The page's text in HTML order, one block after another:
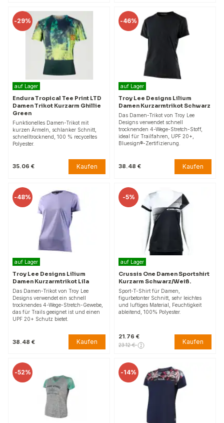
-29%
auf Lager
Endura Tropical Tee Print LTD
Damen Trikot Kurzarm Ghillie
Green
Funktionelles Damen-Trikot mit
kurzen Ärmeln, schlanker Schnitt,
schnelltrocknend, 100 % recyceltes
Polyester.
35.06 € Kaufen
-46%
auf Lager
Troy Lee Designs Lilium
Damen Kurzarmtrikot Schwarz
Das Damen-Trikot von Troy Lee
Designs verwendet schnell
trocknenden 4-Wege-Stretch-Stoff,
ideal für Trailfahren, UPF 20+,
Bluesign®-Zertifizierung.
38.48 € Kaufen
-48%
auf Lager
Troy Lee Designs Lilium
Damen Kurzarmtrikot Lila
Das Damen-Trikot von Troy Lee
Designs verwendet ein schnell
trocknendes 4-Wege-Stretch-Gewebe,
das für Trails geeignet ist und einen
UPF 20+ Schutz bietet.
38.48 € Kaufen
-5%
auf Lager
Crussis One Damen Sportshirt
Kurzarm Schwarz/Weiß.
Sport-T-Shirt für Damen,
figurbetonter Schnitt, sehr leichtes
und luftiges Material, Feuchtigkeit
ableitend, 100% Polyester.
21.76 €
23.12 € Kaufen
-52% -14%